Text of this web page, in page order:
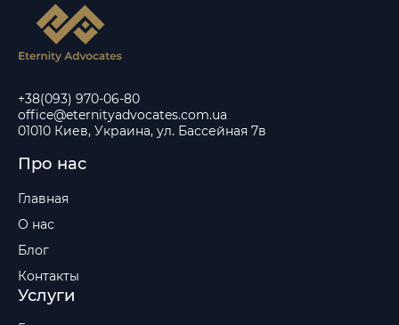
+38(093) 970-06-80
office@eternityadvocates.com.ua
01010 Киев, Украина, ул. Бассейная 7в
Про нас
Главная
О нас
Блог
Контакты
Услуги